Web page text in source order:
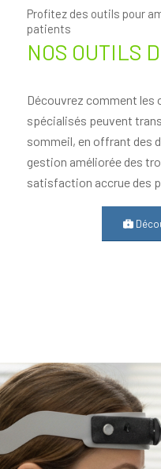
Profitez des outils pour
patients
NOS OUTILS
Découvrez comment les
spécialisés peuvent
sommeil, en offrant des
gestion améliorée des
satisfaction accrue des